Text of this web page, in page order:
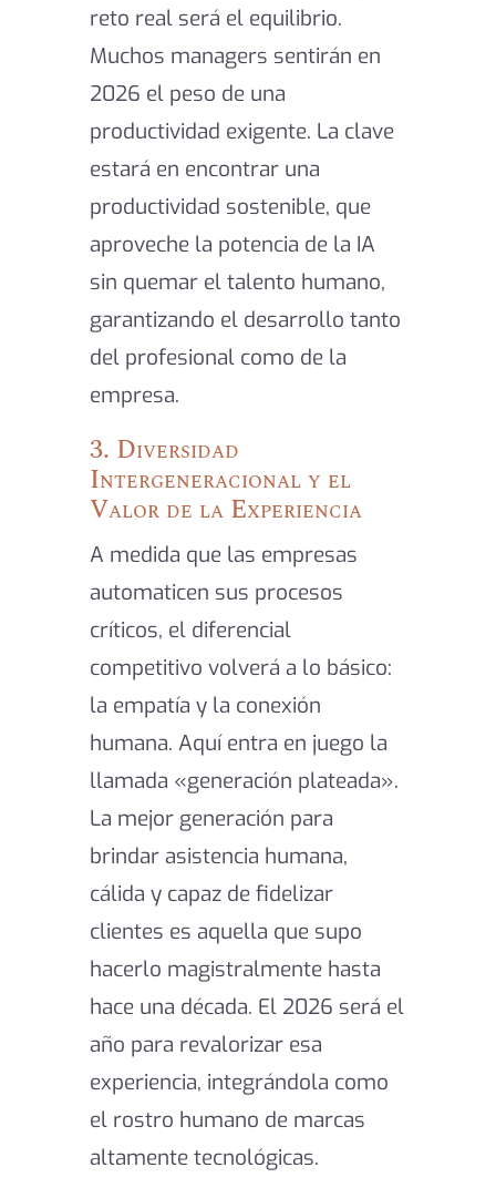
reto real será el equilibrio.
Muchos managers sentirán en
2026 el peso de una
productividad exigente. La clave
estará en encontrar una
productividad sostenible, que
aproveche la potencia de la IA
sin quemar el talento humano,
garantizando el desarrollo tanto
del profesional como de la
empresa.
3. Diversidad
Intergeneracional y el
Valor de la Experiencia
A medida que las empresas
automaticen sus procesos
críticos, el diferencial
competitivo volverá a lo básico:
la empatía y la conexión
humana. Aquí entra en juego la
llamada «generación plateada».
La mejor generación para
brindar asistencia humana,
cálida y capaz de fidelizar
clientes es aquella que supo
hacerlo magistralmente hasta
hace una década. El 2026 será el
año para revalorizar esa
experiencia, integrándola como
el rostro humano de marcas
altamente tecnológicas.